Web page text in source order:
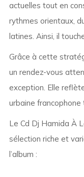
actuelles tout en
rythmes orientaux,
latines. Ainsi, il
Grâce à cette
un rendez-vous
exception. Elle
urbaine
Le Cd Dj Hamida À
sélection riche et
l’album :